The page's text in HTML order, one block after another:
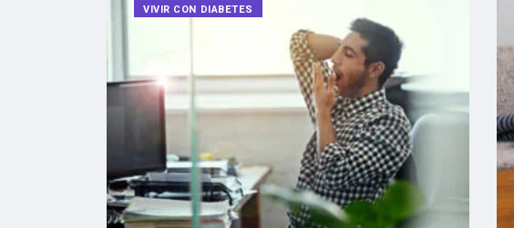
VIVIR CON DIABETES